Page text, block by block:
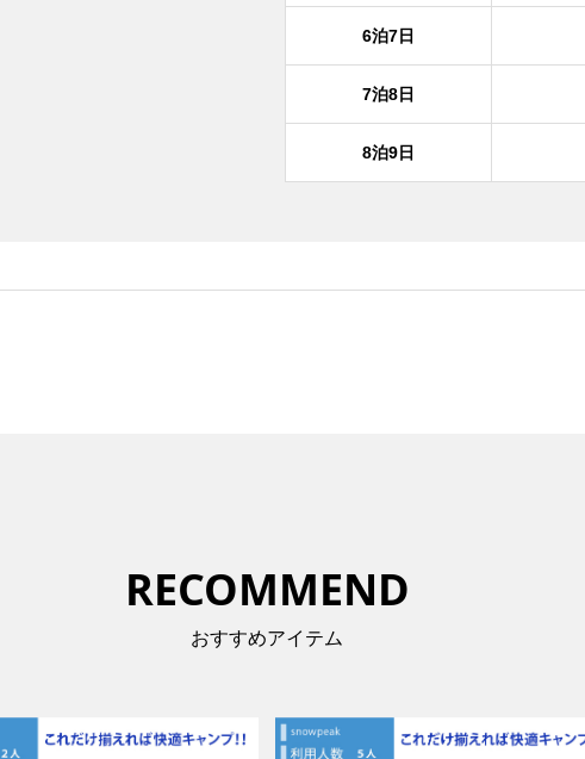
6泊7日
7泊8日
8泊9日
RECOMMEND
おすすめアイテム